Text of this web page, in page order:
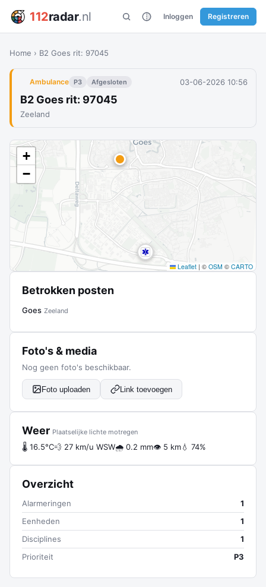
112radar.nl Inloggen Registreren
Home › B2 Goes rit: 97045
Ambulance P3 Afgesloten 03-06-2026 10:56
B2 Goes rit: 97045
Zeeland
+
−
Leaflet | © OSM © CARTO
Betrokken posten
Goes Zeeland
Foto's & media
Nog geen foto's beschikbaar.
Foto uploaden Link toevoegen
Weer Plaatselijke lichte motregen
🌡 16.5°C💨 27 km/u WSW🌧 0.2 mm👁 5 km💧 74%
Overzicht
Alarmeringen
1
Eenheden
1
Disciplines
1
Prioriteit
P3